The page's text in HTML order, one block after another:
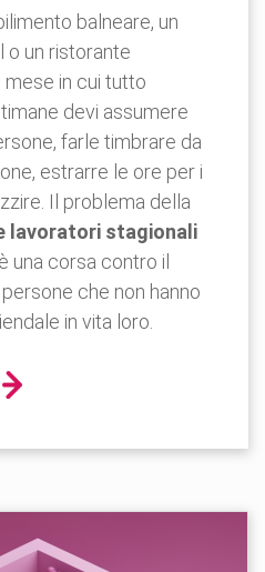
balneare, un
o un ristorante
mese in cui tutto
devi assumere
farle timbrare da
estrarre le ore per i
Il problema della
lavoratori stagionali
una corsa contro il
che non hanno
in vita loro.